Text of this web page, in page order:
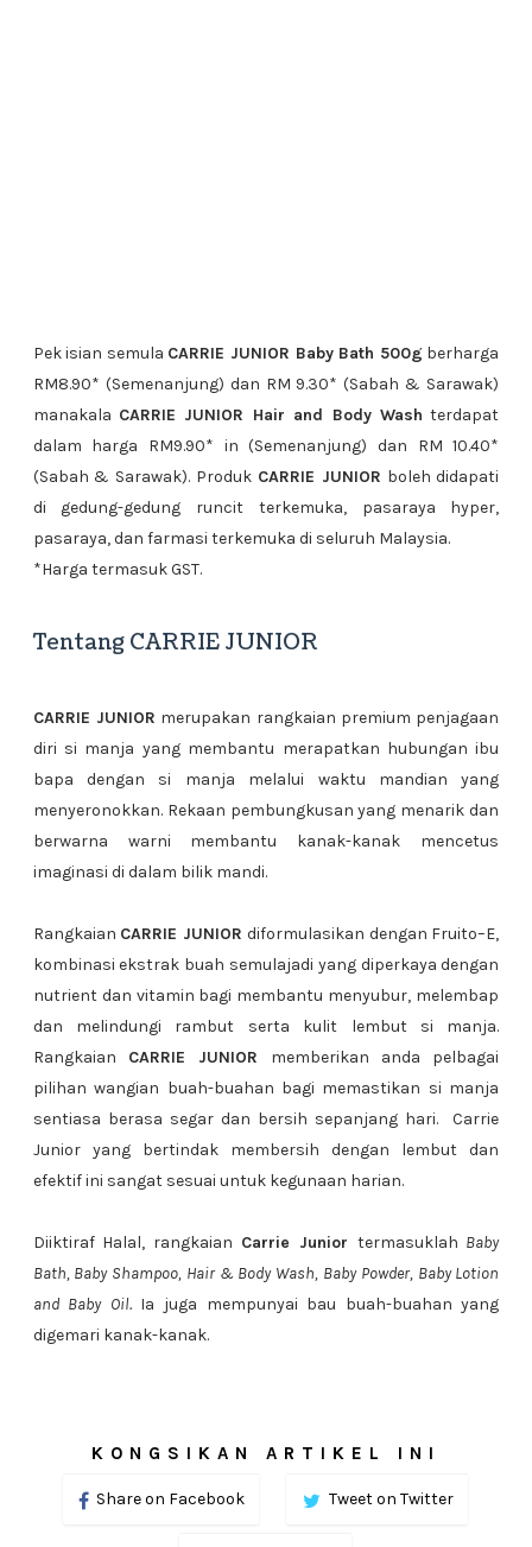
Pek isian semula CARRIE JUNIOR Baby Bath 500g berharga
RM8.90* (Semenanjung) dan RM 9.30* (Sabah & Sarawak)
manakala CARRIE JUNIOR Hair and Body Wash terdapat
dalam harga RM9.90* in (Semenanjung) dan RM 10.40*
(Sabah & Sarawak). Produk CARRIE JUNIOR boleh didapati
di gedung-gedung runcit terkemuka, pasaraya hyper,
pasaraya, dan farmasi terkemuka di seluruh Malaysia.
*Harga termasuk GST.
Tentang CARRIE JUNIOR
CARRIE JUNIOR merupakan rangkaian premium penjagaan
diri si manja yang membantu merapatkan hubungan ibu
bapa dengan si manja melalui waktu mandian yang
menyeronokkan. Rekaan pembungkusan yang menarik dan
berwarna warni membantu kanak-kanak mencetus
imaginasi di dalam bilik mandi.
Rangkaian CARRIE JUNIOR diformulasikan dengan Fruito–E,
kombinasi ekstrak buah semulajadi yang diperkaya dengan
nutrient dan vitamin bagi membantu menyubur, melembap
dan melindungi rambut serta kulit lembut si manja.
Rangkaian CARRIE JUNIOR memberikan anda pelbagai
pilihan wangian buah-buahan bagi memastikan si manja
sentiasa berasa segar dan bersih sepanjang hari. Carrie
Junior yang bertindak membersih dengan lembut dan
efektif ini sangat sesuai untuk kegunaan harian.
Diiktiraf Halal, rangkaian Carrie Junior termasuklah Baby
Bath, Baby Shampoo, Hair & Body Wash, Baby Powder, Baby Lotion
and Baby Oil.Ia juga mempunyai bau buah-buahan yang
digemari kanak-kanak.
KONGSIKAN ARTIKEL INI
Share on Facebook Tweet on Twitter